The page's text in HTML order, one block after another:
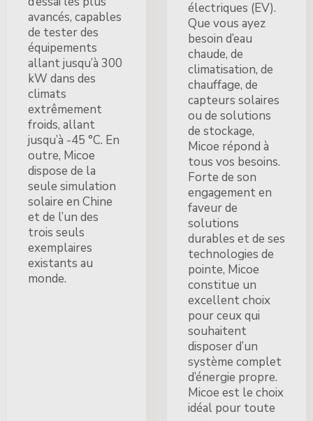
avancés, capables
de tester des
équipements
allant jusqu’à 300
kW dans des
climats
extrêmement
froids, allant
jusqu’à -45 °C. En
outre, Micoe
dispose de la
seule simulation
solaire en Chine
et de l’un des
trois seuls
exemplaires
existants au
monde.
électriques (EV).
Que vous ayez
besoin d’eau
chaude, de
climatisation, de
chauffage, de
capteurs solaires
ou de solutions
de stockage,
Micoe répond à
tous vos besoins.
Forte de son
engagement en
faveur de
solutions
durables et de ses
technologies de
pointe, Micoe
constitue un
excellent choix
pour ceux qui
souhaitent
disposer d’un
système complet
d’énergie propre.
Micoe est le choix
idéal pour toute